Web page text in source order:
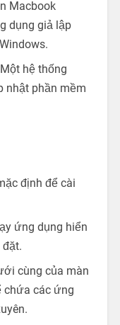
Macbook
dụng giả lập
Một hệ thống
nhật phần mềm
định để cài
ứng dụng hiển
cùng của màn
chứa các ứng